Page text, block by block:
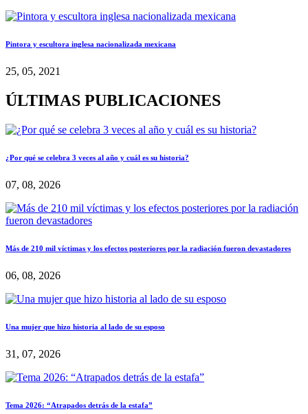
Pintora y escultora inglesa nacionalizada mexicana
25, 05, 2021
ÚLTIMAS PUBLICACIONES
¿Por qué se celebra 3 veces al año y cuál es su historia?
07, 08, 2026
Más de 210 mil víctimas y los efectos posteriores por la radiación fueron devastadores
06, 08, 2026
Una mujer que hizo historia al lado de su esposo
31, 07, 2026
Tema 2026: “Atrapados detrás de la estafa”